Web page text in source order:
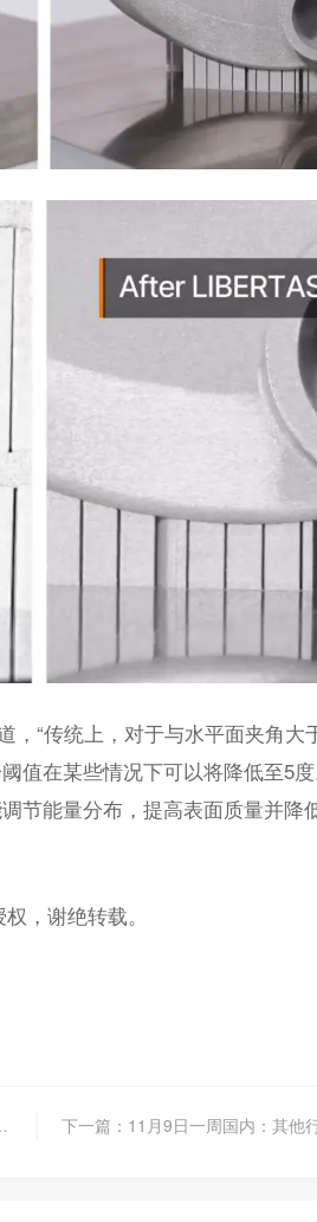
“传统上，对于与水平面夹角大
值在某些情况下可以将降低至5
节能量分布，提高表面质量并降
，谢绝转载。
设计“不再靠人”！